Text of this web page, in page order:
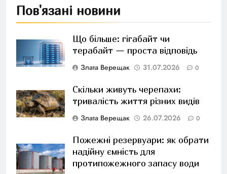
Пов'язані новини
Що більше: гігабайт чи
терабайт — проста відповідь
Злата Верещак 31.07.2026 0
Скільки живуть черепахи:
тривалість життя різних видів
Злата Верещак 26.07.2026 0
Пожежні резервуари: як обрати
надійну ємність для
протипожежного запасу води